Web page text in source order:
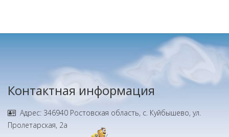
Контактная информация
Адрес: 346940 Ростовская область, с. Куйбышево, ул.
Пролетарская, 2а